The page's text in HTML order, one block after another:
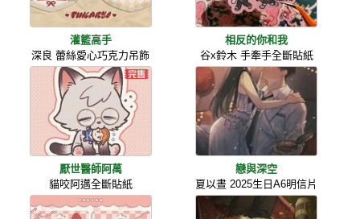
灌籃高手
深良 蕾絲愛心巧克力吊飾
相反的你和我
谷x鈴木 手牽手全斷貼紙
厭世醫師阿萬
貓咬阿邁全斷貼紙
戀與深空
夏以晝 2025生日A6明信片